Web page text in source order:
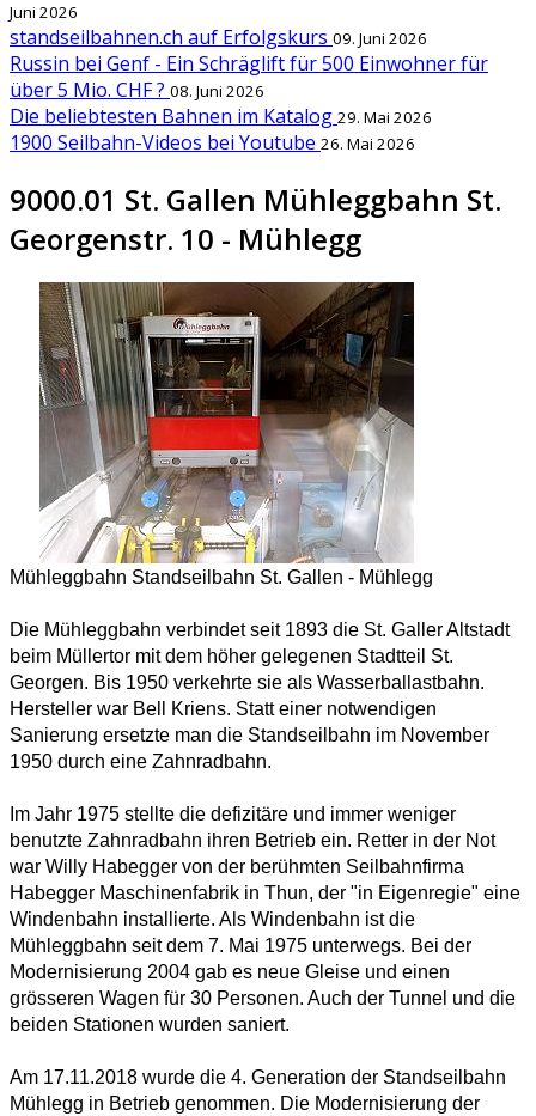
Juni 2026
standseilbahnen.ch auf Erfolgskurs 09. Juni 2026
Russin bei Genf - Ein Schräglift für 500 Einwohner für
über 5 Mio. CHF ? 08. Juni 2026
Die beliebtesten Bahnen im Katalog 29. Mai 2026
1900 Seilbahn-Videos bei Youtube 26. Mai 2026
9000.01 St. Gallen Mühleggbahn St.
Georgenstr. 10 - Mühlegg
Mühleggbahn Standseilbahn St. Gallen - Mühlegg
Die Mühleggbahn verbindet seit 1893 die St. Galler Altstadt
beim Müllertor mit dem höher gelegenen Stadtteil St.
Georgen. Bis 1950 verkehrte sie als Wasserballastbahn.
Hersteller war Bell Kriens. Statt einer notwendigen
Sanierung ersetzte man die Standseilbahn im November
1950 durch eine Zahnradbahn.
Im Jahr 1975 stellte die defizitäre und immer weniger
benutzte Zahnradbahn ihren Betrieb ein. Retter in der Not
war Willy Habegger von der berühmten Seilbahnfirma
Habegger Maschinenfabrik in Thun, der "in Eigenregie" eine
Windenbahn installierte. Als Windenbahn ist die
Mühleggbahn seit dem 7. Mai 1975 unterwegs. Bei der
Modernisierung 2004 gab es neue Gleise und einen
grösseren Wagen für 30 Personen. Auch der Tunnel und die
beiden Stationen wurden saniert.
Am 17.11.2018 wurde die 4. Generation der Standseilbahn
Mühlegg in Betrieb genommen. Die Modernisierung der